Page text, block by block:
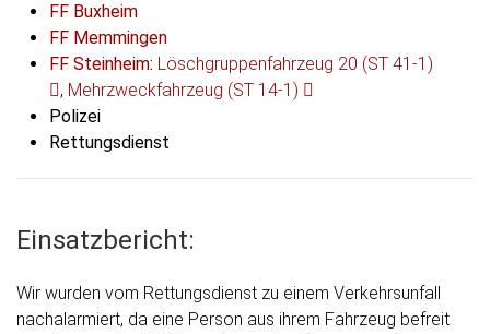
FF Buxheim
FF Memmingen
FF Steinheim: Löschgruppenfahrzeug 20 (ST 41-1)
, Mehrzweckfahrzeug (ST 14-1)
Polizei
Rettungsdienst
Einsatzbericht:
Wir wurden vom Rettungsdienst zu einem Verkehrsunfall
nachalarmiert, da eine Person aus ihrem Fahrzeug befreit